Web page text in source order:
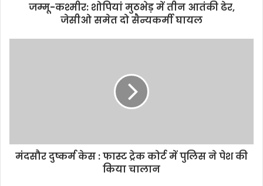
जम्मू-कश्मीर: शोपियां मुठभेड़ में तीन आतंकी ढेर,
जेसीओ समेत दो सैन्यकर्मी घायल
मंदसौर दुष्कर्म केस : फास्ट ट्रेक कोर्ट में पुलिस ने पेश की
किया चालान